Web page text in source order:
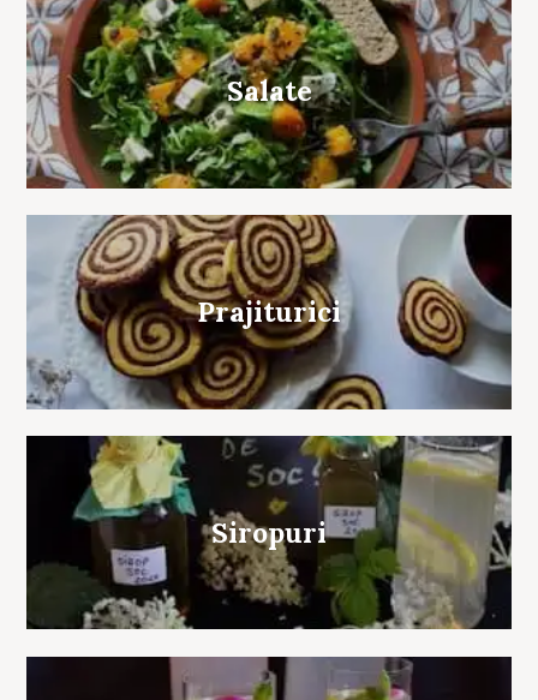
Salate
Prajiturici
Siropuri